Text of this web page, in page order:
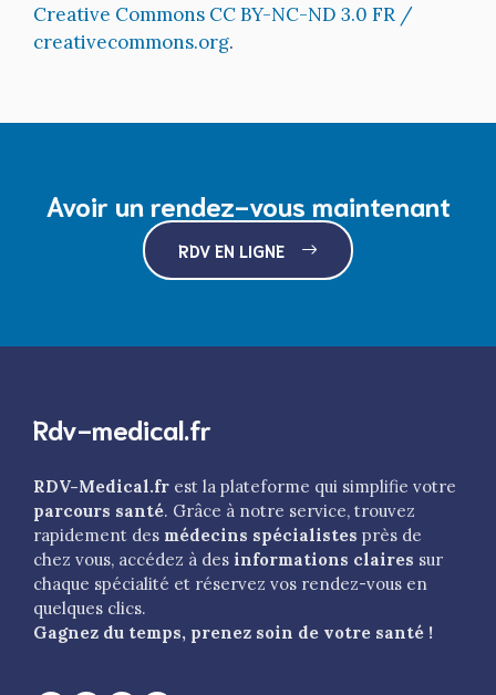
Creative Commons CC BY-NC-ND 3.0 FR /
creativecommons.org.
Avoir un rendez-vous maintenant
RDV EN LIGNE
Rdv-medical.fr
RDV-Medical.fr est la plateforme qui simplifie votre
parcours santé. Grâce à notre service, trouvez
rapidement des médecins spécialistes près de
chez vous, accédez à des informations claires sur
chaque spécialité et réservez vos rendez-vous en
quelques clics.
Gagnez du temps, prenez soin de votre santé !